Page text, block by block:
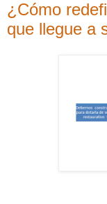
¿Cómo
que llegue a